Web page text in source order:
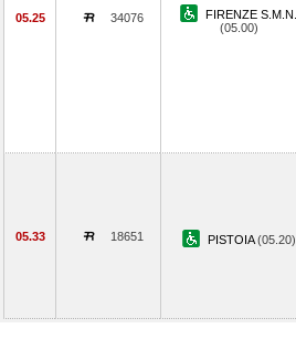
05.25 34076
FIRENZE S.M.N.
(05.00)
05.33 18651 PISTOIA(05.20)